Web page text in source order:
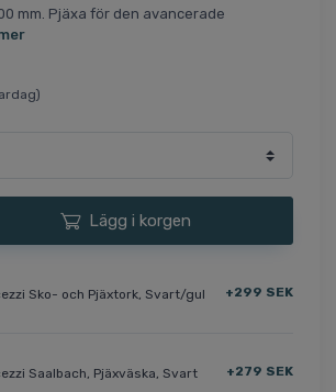
mm. Pjäxa för den avancerade
Lägg i korgen
Sko- och Pjäxtork, Svart/gul +299 SEK
Saalbach, Pjäxväska, Svart +279 SEK